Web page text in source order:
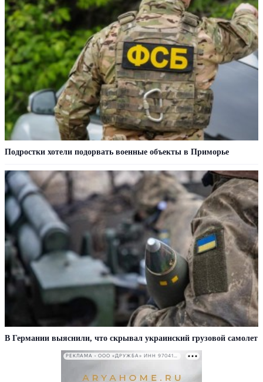
Подростки хотели подорвать военные объекты в Приморье
В Германии выяснили, что скрывал украинский грузовой самолет
РЕКЛАМА • ООО «ДРУЖБА» ИНН 9704146411